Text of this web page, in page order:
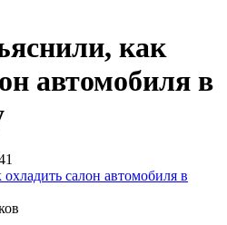
как
автомобиля в